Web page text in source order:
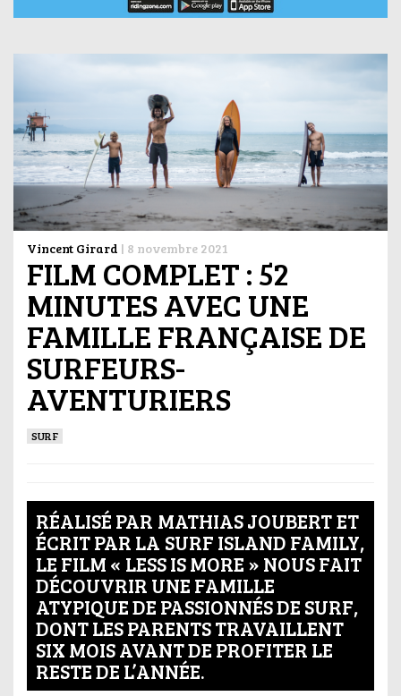
Vincent Girard | 8 novembre 2021
FILM COMPLET : 52
MINUTES AVEC UNE
FAMILLE FRANÇAISE DE
SURFEURS-
AVENTURIERS
SURF
RÉALISÉ PAR MATHIAS JOUBERT ET
ÉCRIT PAR LA SURF ISLAND FAMILY,
LE FILM « LESS IS MORE » NOUS FAIT
DÉCOUVRIR UNE FAMILLE
ATYPIQUE DE PASSIONNÉS DE SURF,
DONT LES PARENTS TRAVAILLENT
SIX MOIS AVANT DE PROFITER LE
RESTE DE L’ANNÉE.